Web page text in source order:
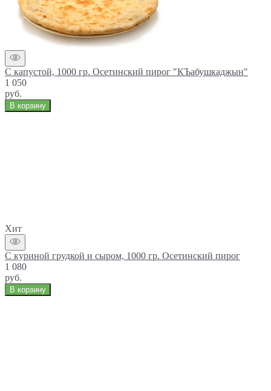
С капустой, 1000 гр. Осетинский пирог "КЪабушкаджын"
1 050
руб.
В корзину
Хит
С куриной грудкой и сыром, 1000 гр. Осетинский пирог
1 080
руб.
В корзину